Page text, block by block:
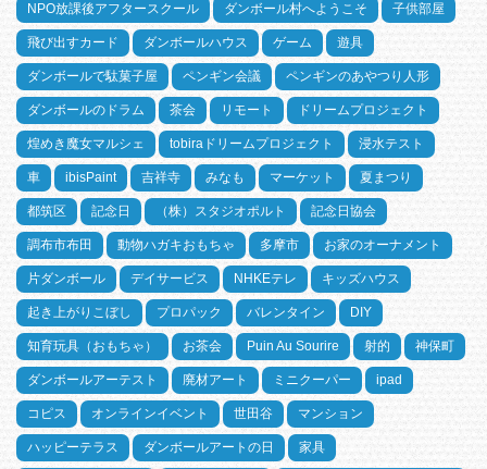
NPO放課後アフタースクール ダンボール村へようこそ 子供部屋
飛び出すカード ダンボールハウス ゲーム 遊具
ダンボールで駄菓子屋 ペンギン会議 ペンギンのあやつり人形
ダンボールのドラム 茶会 リモート ドリームプロジェクト
煌めき魔女マルシェ tobiraドリームプロジェクト 浸水テスト
車 ibisPaint 吉祥寺 みなも マーケット 夏まつり
都筑区 記念日 （株）スタジオポルト 記念日協会
調布市布田 動物ハガキおもちゃ 多摩市 お家のオーナメント
片ダンボール デイサービス NHKEテレ キッズハウス
起き上がりこぼし プロパック バレンタイン DIY
知育玩具（おもちゃ） お茶会 Puin Au Sourire 射的 神保町
ダンボールアーテスト 廃材アート ミニクーパー ipad
コピス オンラインイベント 世田谷 マンション
ハッピーテラス ダンボールアートの日 家具